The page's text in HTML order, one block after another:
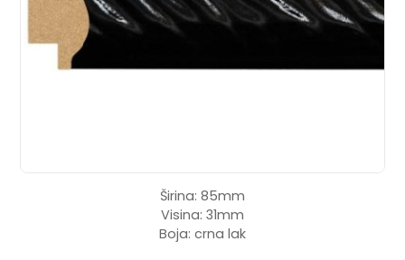
Širina: 85mm
Visina: 31mm
Boja: crna lak